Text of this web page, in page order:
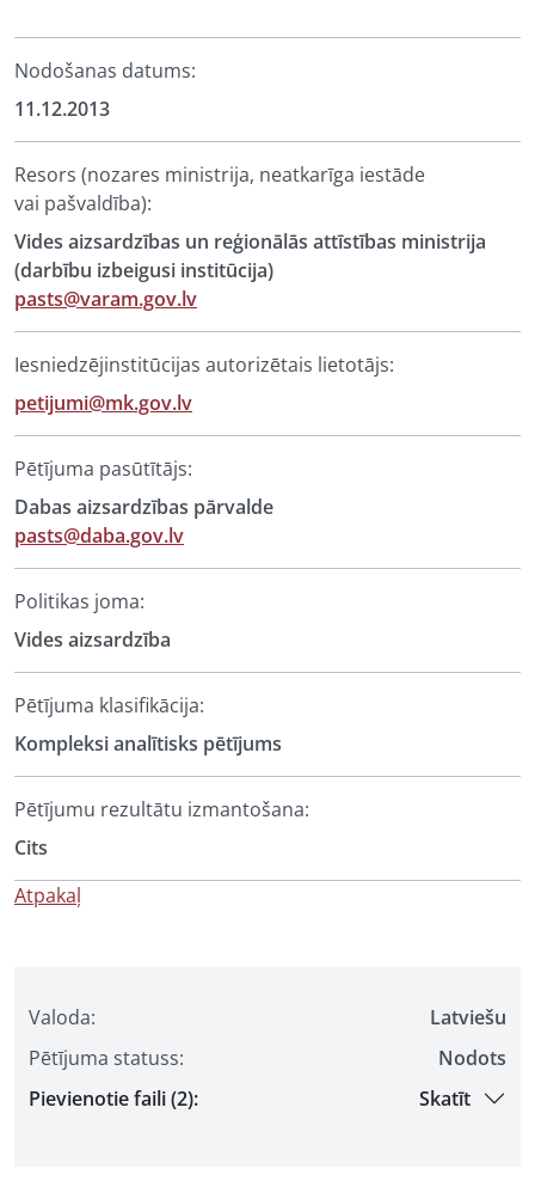
Valoda:
Latviešu
Pētījuma statuss:
Nodots
Pievienotie faili (2):
Skatīt
Nodošanas datums:
11.12.2013
Resors (nozares ministrija, neatkarīga iestāde
vai pašvaldība):
Vides aizsardzības un reģionālās attīstības ministrija
(darbību izbeigusi institūcija)
pasts@varam.gov.lv
Iesniedzējinstitūcijas autorizētais lietotājs:
petijumi@mk.gov.lv
Pētījuma pasūtītājs:
Dabas aizsardzības pārvalde
pasts@daba.gov.lv
Politikas joma:
Vides aizsardzība
Pētījuma klasifikācija:
Kompleksi analītisks pētījums
Pētījumu rezultātu izmantošana:
Cits
Atpakaļ